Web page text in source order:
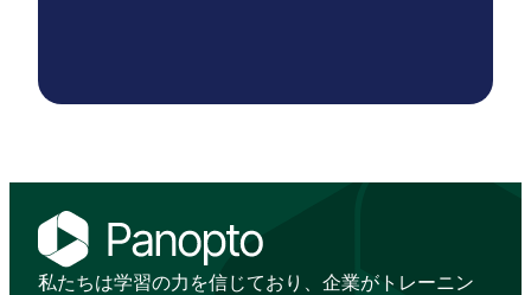
私たちは学習の力を信じており、企業がトレーニン